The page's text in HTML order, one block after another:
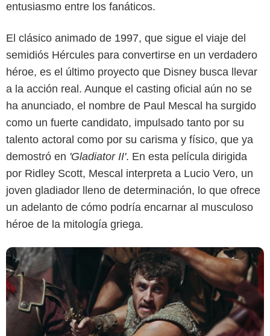
entusiasmo entre los fanáticos.
El clásico animado de 1997, que sigue el viaje del
semidiós Hércules para convertirse en un verdadero
héroe, es el último proyecto que Disney busca llevar
a la acción real. Aunque el casting oficial aún no se
ha anunciado, el nombre de Paul Mescal ha surgido
como un fuerte candidato, impulsado tanto por su
talento actoral como por su carisma y físico, que ya
demostró en 'Gladiator II'. En esta película dirigida
por Ridley Scott, Mescal interpreta a Lucio Vero, un
joven gladiador lleno de determinación, lo que ofrece
un adelanto de cómo podría encarnar al musculoso
héroe de la mitología griega.
Paramount Pictures